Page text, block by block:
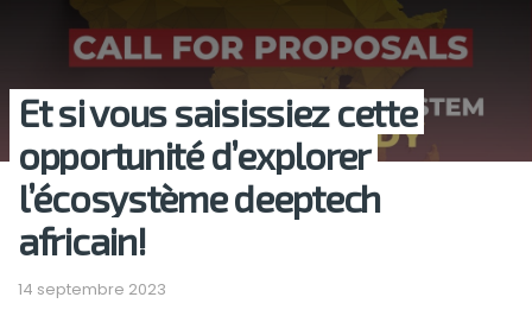
Et si vous saisissiez cette
opportunité d’explorer
l’écosystème deeptech
africain!
14 septembre 2023